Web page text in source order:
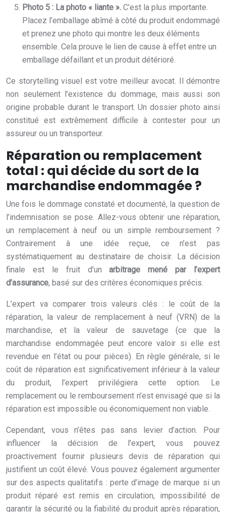
Photo 5 : La photo « liante ». C’est la plus importante.
Placez l’emballage abîmé à côté du produit endommagé
et prenez une photo qui montre les deux éléments
ensemble. Cela prouve le lien de cause à effet entre un
emballage défaillant et un produit détérioré.
Ce storytelling visuel est votre meilleur avocat. Il démontre
non seulement l’existence du dommage, mais aussi son
origine probable durant le transport. Un dossier photo ainsi
constitué est extrêmement difficile à contester pour un
assureur ou un transporteur.
Réparation ou remplacement
total : qui décide du sort de la
marchandise endommagée ?
Une fois le dommage constaté et documenté, la question de
l’indemnisation se pose. Allez-vous obtenir une réparation,
un remplacement à neuf ou un simple remboursement ?
Contrairement à une idée reçue, ce n’est pas
systématiquement au destinataire de choisir. La décision
finale est le fruit d’unarbitrage mené par l’expert
d’assurance, basé sur des critères économiques précis.
L’expert va comparer trois valeurs clés : le coût de la
réparation, la valeur de remplacement à neuf (VRN) de la
marchandise, et la valeur de sauvetage (ce que la
marchandise endommagée peut encore valoir si elle est
revendue en l’état ou pour pièces). En règle générale, si le
coût de réparation est significativement inférieur à la valeur
du produit, l’expert privilégiera cette option. Le
remplacement ou le remboursement n’est envisagé que si la
réparation est impossible ou économiquement non viable.
Cependant, vous n’êtes pas sans levier d’action. Pour
influencer la décision de l’expert, vous pouvez
proactivement fournir plusieurs devis de réparation qui
justifient un coût élevé. Vous pouvez également argumenter
sur des aspects qualitatifs : perte d’image de marque si un
produit réparé est remis en circulation, impossibilité de
garantir la sécurité ou la fiabilité du produit après réparation,